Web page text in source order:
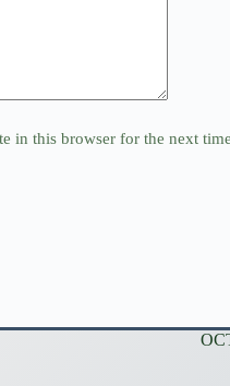
in this browser for the next